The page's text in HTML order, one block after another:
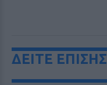
ΔΕΙΤΕ ΕΠΙΣΗΣ